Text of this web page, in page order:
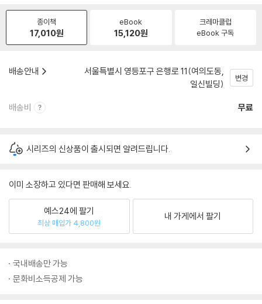
종이책
17,010원
eBook
15,120원
크레마클럽
eBook 구독
배송안내
서울특별시 영등포구 은행로 11(여의도동,
일신빌딩)
변경
배송비 무료
시리즈의 신상품이 출시되면 알려드립니다.
이미 소장하고 있다면 판매해 보세요.
예스24에 팔기
최상 매입가 4,800원
내 가게에서 팔기
국내배송만 가능
문화비소득공제 가능